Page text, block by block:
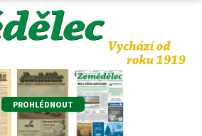
PROHLÉDNOUT